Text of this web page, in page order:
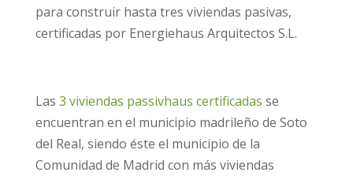
para construir hasta tres viviendas pasivas,
certificadas por Energiehaus Arquitectos S.L.
Las 3 viviendas passivhaus certificadas se
encuentran en el municipio madrileño de Soto
del Real, siendo éste el municipio de la
Comunidad de Madrid con más viviendas